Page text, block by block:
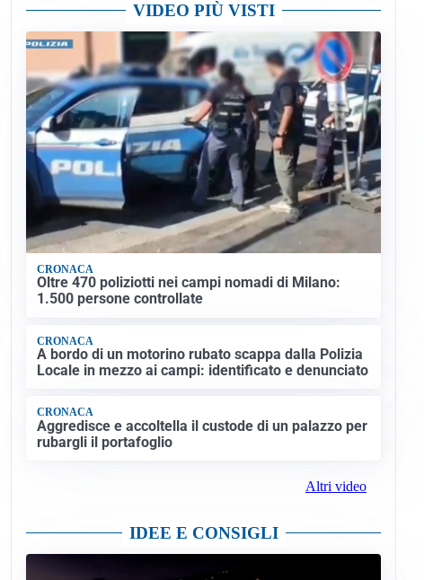
VIDEO PIÙ VISTI
CRONACA
Oltre 470 poliziotti nei campi nomadi di Milano:
1.500 persone controllate
CRONACA
A bordo di un motorino rubato scappa dalla Polizia
Locale in mezzo ai campi: identificato e denunciato
CRONACA
Aggredisce e accoltella il custode di un palazzo per
rubargli il portafoglio
Altri video
IDEE E CONSIGLI